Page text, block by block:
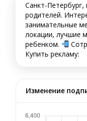
Санкт-
родителей.
занимательные
локации, лучшие
ребенком.
Купить рекламу:
Изменение